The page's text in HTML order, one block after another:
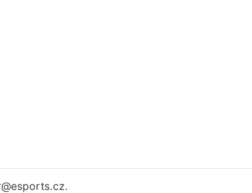
@esports.cz.